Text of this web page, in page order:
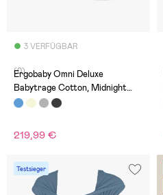
3 VERFÜGBAR
(0)
Ergobaby Omni Deluxe
Babytrage Cotton, Midnight
Blue
219,99 €
Testsieger